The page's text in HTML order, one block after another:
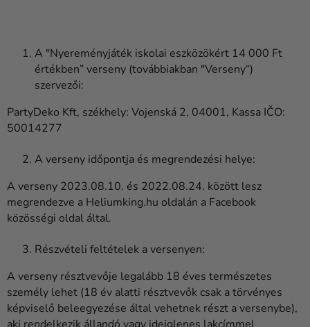
A "Nyereményjáték iskolai eszközökért 14 000 Ft
értékben” verseny (továbbiakban "Verseny“)
szervezői:
PartyDeko Kft, székhely: Vojenská 2, 04001, Kassa IČO:
50014277
A verseny időpontja és megrendezési helye:
A verseny 2023.08.10. és 2022.08.24. között lesz
megrendezve a Heliumking.hu oldalán a Facebook
közösségi oldal által.
Részvételi feltételek a versenyen:
A verseny résztvevője legalább 18 éves természetes
személy lehet (18 év alatti résztvevők csak a törvényes
képviselő beleegyezése által vehetnek részt a versenybe),